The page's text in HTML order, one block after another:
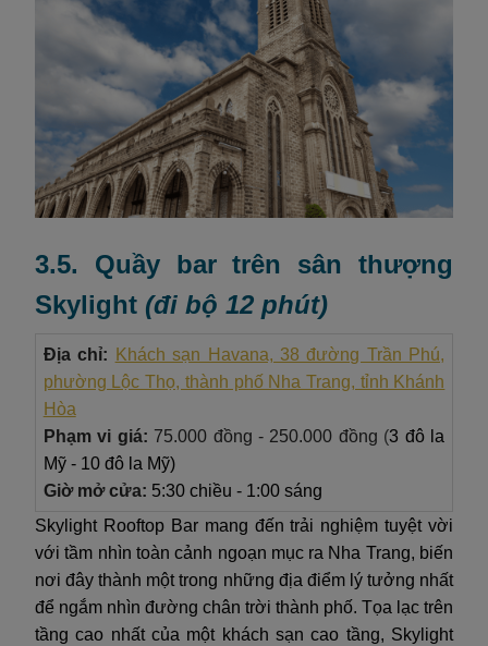
3.5. Quầy bar trên sân thượng
Skylight (đi bộ 12 phút)
Địa chỉ:
Khách sạn Havana, 38 đường Trần Phú,
phường Lộc Thọ, thành phố Nha Trang, tỉnh Khánh
Hòa
Phạm vi giá: 75.000 đồng - 250.000 đồng (3 đô la
Mỹ - 10 đô la Mỹ)
Giờ mở cửa: 5:30 chiều - 1:00 sáng
Skylight Rooftop Bar mang đến trải nghiệm tuyệt vời
với tầm nhìn toàn cảnh ngoạn mục ra Nha Trang, biến
nơi đây thành một trong những địa điểm lý tưởng nhất
để ngắm nhìn đường chân trời thành phố. Tọa lạc trên
tầng cao nhất của một khách sạn cao tầng, Skylight